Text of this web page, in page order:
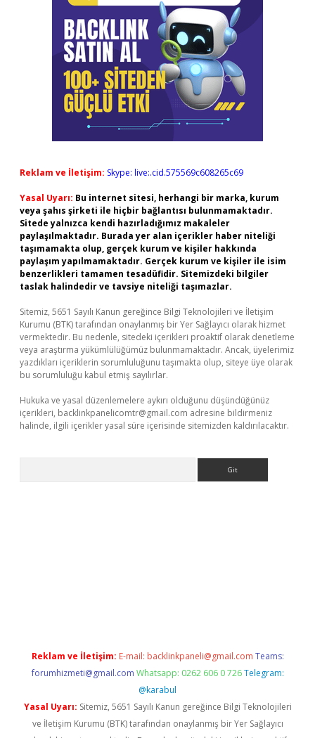
Reklam ve İletişim: Skype: live:.cid.575569c608265c69
Yasal Uyarı: Bu internet sitesi, herhangi bir marka, kurum
veya şahıs şirketi ile hiçbir bağlantısı bulunmamaktadır.
Sitede yalnızca kendi hazırladığımız makaleler
paylaşılmaktadır. Burada yer alan içerikler haber niteliği
taşımamakta olup, gerçek kurum ve kişiler hakkında
paylaşım yapılmamaktadır. Gerçek kurum ve kişiler ile isim
benzerlikleri tamamen tesadüfidir. Sitemizdeki bilgiler
taslak halindedir ve tavsiye niteliği taşımazlar.
Sitemiz, 5651 Sayılı Kanun gereğince Bilgi Teknolojileri ve İletişim
Kurumu (BTK) tarafından onaylanmış bir Yer Sağlayıcı olarak hizmet
vermektedir. Bu nedenle, sitedeki içerikleri proaktif olarak denetleme
veya araştırma yükümlülüğümüz bulunmamaktadır. Ancak, üyelerimiz
yazdıkları içeriklerin sorumluluğunu taşımakta olup, siteye üye olarak
bu sorumluluğu kabul etmiş sayılırlar.
Hukuka ve yasal düzenlemelere aykırı olduğunu düşündüğünüz
içerikleri, backlinkpanelicomtr@gmail.com adresine bildirmeniz
halinde, ilgili içerikler yasal süre içerisinde sitemizden kaldırılacaktır.
Reklam ve İletişim: E-mail: backlinkpaneli@gmail.com Teams:
forumhizmeti@gmail.com Whatsapp: 0262 606 0 726 Telegram:
@karabul
Yasal Uyarı: Sitemiz, 5651 Sayılı Kanun gereğince Bilgi Teknolojileri
ve İletişim Kurumu (BTK) tarafından onaylanmış bir Yer Sağlayıcı